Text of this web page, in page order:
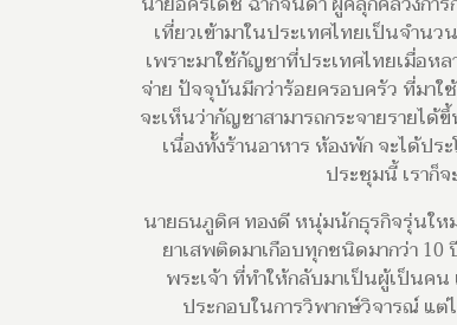
เที่ยวเข้ามาในประเทศไทยเป็นจำน
เพราะมาใช้กัญชาที่ประเทศไทยเมื่อ
จ่าย ปัจจุบันมีกว่าร้อยครอบครัว ที่มา
จะเห็นว่ากัญชาสามารถกระจายรายไ
เนื่องทั้งร้านอาหาร ห้องพัก จะได้ป
ประชุมนี้ เราก็
นายธนภูดิศ ทองดี หนุ่มนักธุรกิจรุ่นให
ยาเสพติดมาเกือบทุกชนิดมากว่า
พระเจ้า ที่ทำให้กลับมาเป็นผู้เป็นค
ประกอบในการวิพากษ์วิจารณ์ แต่